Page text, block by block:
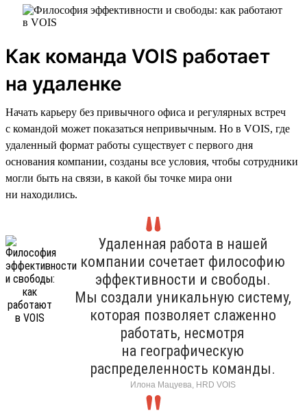
Как команда VOIS работает
на удаленке
Начать карьеру без привычного офиса и регулярных встреч
с командой может показаться непривычным. Но в VOIS, где
удаленный формат работы существует с первого дня
основания компании, созданы все условия, чтобы сотрудники
могли быть на связи, в какой бы точке мира они
ни находились.
Удаленная работа в нашей
компании сочетает философию
эффективности и свободы.
Мы создали уникальную систему,
которая позволяет слаженно
работать, несмотря
на географическую
распределенность команды.
Илона Мацуева, HRD VOIS